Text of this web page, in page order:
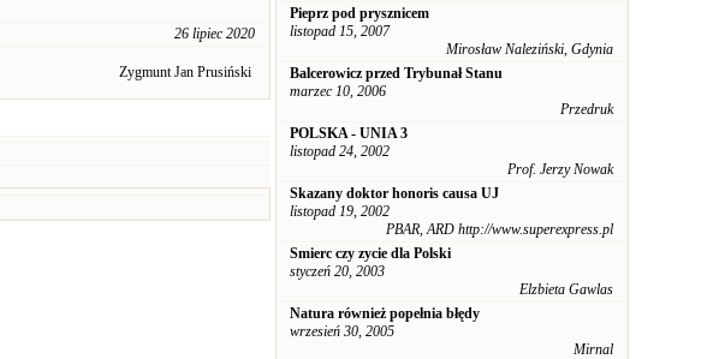
26 lipiec 2020
Zygmunt Jan Prusiński
Pieprz pod prysznicem
listopad 15, 2007
Mirosław Naleziński, Gdynia
Balcerowicz przed Trybunał Stanu
marzec 10, 2006
Przedruk
POLSKA - UNIA 3
listopad 24, 2002
Prof. Jerzy Nowak
Skazany doktor honoris causa UJ
listopad 19, 2002
PBAR, ARD http://www.superexpress.pl
Smierc czy zycie dla Polski
styczeń 20, 2003
Elzbieta Gawlas
Natura również popełnia błędy
wrzesień 30, 2005
Mirnal